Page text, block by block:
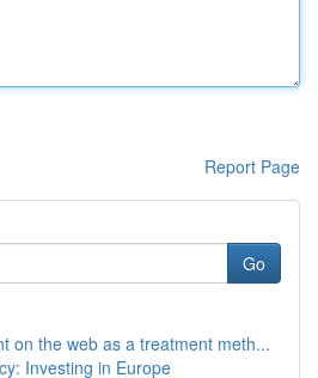
Report Page
Go
on the web as a treatment meth...
Investing in Europe